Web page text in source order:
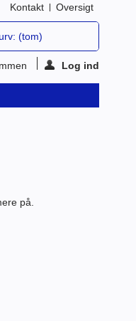
Kontakt Oversigt
(tom)
Log ind
på.